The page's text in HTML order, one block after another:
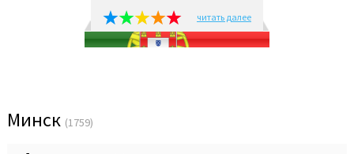
читать далее
Минск (1759)